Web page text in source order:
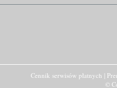
Cennik serwisów płatnych
©